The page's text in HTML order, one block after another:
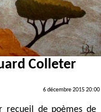
Colleter
6 décembre 2015 20:00
recueil de poèmes de